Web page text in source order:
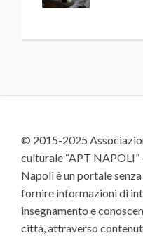
© 2015-2025
culturale “APT NAPOLI”
Napoli è un portale
fornire informazioni di
insegnamento e
città, attraverso